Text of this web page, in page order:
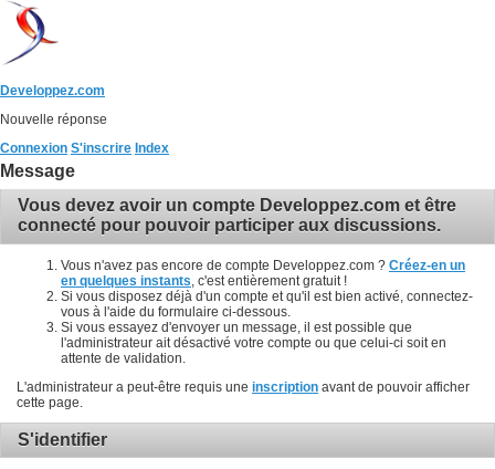
Developpez.com
Nouvelle réponse
Connexion S'inscrire Index
Message
Vous devez avoir un compte Developpez.com et être
connecté pour pouvoir participer aux discussions.
Vous n'avez pas encore de compte Developpez.com ? Créez-en un
en quelques instants , c'est entièrement gratuit !
Si vous disposez déjà d'un compte et qu'il est bien activé, connectez-
vous à l'aide du formulaire ci-dessous.
Si vous essayez d'envoyer un message, il est possible que
l'administrateur ait désactivé votre compte ou que celui-ci soit en
attente de validation.
L'administrateur a peut-être requis une inscription avant de pouvoir afficher
cette page.
S'identifier